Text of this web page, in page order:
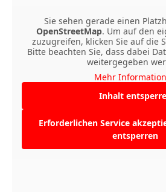
Sie sehen gerade einen
OpenStreetMap. Um auf den
zuzugreifen, klicken Sie auf die
Bitte beachten Sie, dass dabei
weitergegeben
Mehr
Inhalt
Erforderlichen Service
entsperren